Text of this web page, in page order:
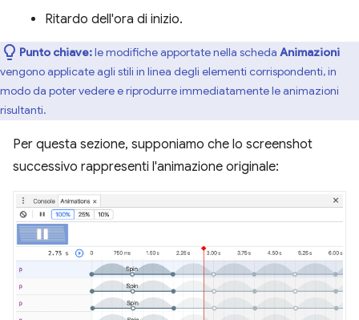
Ritardo dell'ora di inizio.
Punto chiave:le modifiche apportate nella scheda Animazioni
vengono applicate agli stili in linea degli elementi corrispondenti, in
modo da poter vedere e riprodurre immediatamente le animazioni
risultanti.
Per questa sezione, supponiamo che lo screenshot
successivo rappresenti l'animazione originale: